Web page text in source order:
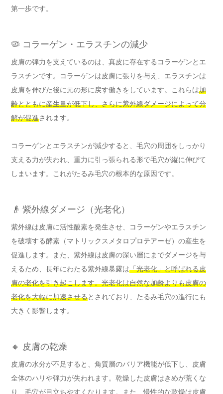
第一歩です。
🦠 コラーゲン・エラスチンの減少
皮膚の弾力を支えているのは、真皮に存在するコラーゲンとエ
ラスチンです。コラーゲンは皮膚に張りを与え、エラスチンは
皮膚を伸びた後に元の形に戻す働きをしています。これらは加
齢とともに産生量が低下し、さらに紫外線ダメージによって分
解が促進されます。
コラーゲンとエラスチンが減少すると、毛穴の周囲をしっかり
支える力が失われ、重力に引っ張られる形で毛穴が縦に伸びて
しまいます。これがたるみ毛穴の根本的な原因です。
👴 紫外線ダメージ（光老化）
紫外線は皮膚に活性酸素を発生させ、コラーゲンやエラスチン
を破壊する酵素（マトリックスメタロプロテアーゼ）の産生を
促進します。また、紫外線は皮膚の深い層にまでダメージを与
えるため、長年にわたる紫外線暴露は「光老化」と呼ばれる皮
膚の老化を引き起こします。光老化は自然な加齢よりも皮膚の
老化を大幅に加速させるとされており、たるみ毛穴の進行にも
大きく影響します。
🔸 皮膚の乾燥
皮膚の水分が不足すると、角質層のバリア機能が低下し、皮膚
全体のハリや弾力が失われます。乾燥した皮膚はきめが荒くな
り、毛穴が目立ちやすくなります。また、慢性的な乾燥は皮膚